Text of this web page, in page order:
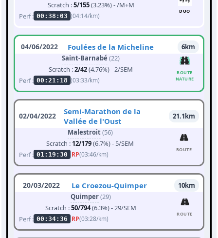
Scratch :5/155(3.23%) - /M+M
Perf : 00:38:03 (04:14/km)
DUO
04/06/2022 Foulées de la Micheline
6km
Saint-Barnabé (22)
Scratch :2/42(4.76%) - 2/SEM
Perf : 00:21:18 (03:33/km)
ROUTE
NATURE
02/04/2022
Semi-Marathon de la
Vallée de l'Oust
21.1km
Malestroit(56)
Scratch : 12/179(6.7%) - 5/SEM
Perf : 01:19:30 RP(03:46/km)
ROUTE
20/03/2022 Le Croezou-Quimper
10km
Quimper(29)
Scratch :50/794(6.3%) - 29/SEM
Perf : 00:34:36 RP(03:28/km)
ROUTE